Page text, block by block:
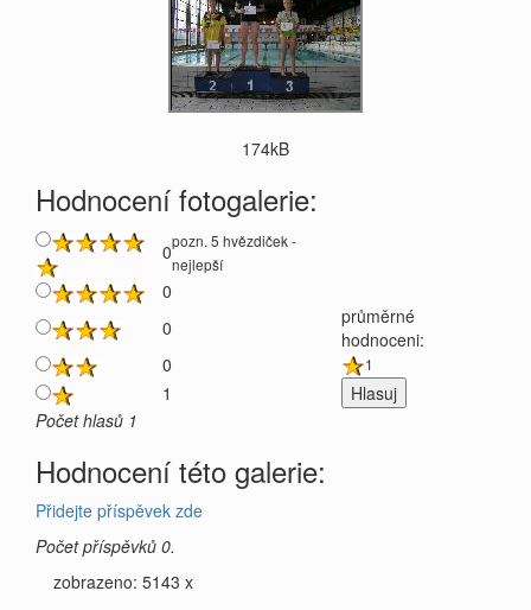
174kB
Hodnocení fotogalerie:
0pozn. 5 hvězdiček -
nejlepší
0
0
průměrné
hodnoceni:
0
1
1
Počet hlasů 1
Hodnocení této galerie:
Přidejte příspěvek zde
Počet příspěvků 0.
zobrazeno: 5143 x